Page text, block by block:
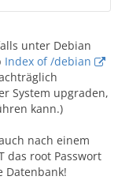
unter Debian
Index of /debian
System upgraden,
kann.)
nach einem
das root Passwort
Datenbank!